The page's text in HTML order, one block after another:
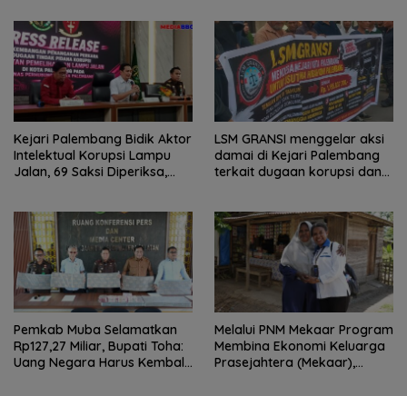
Kejari Palembang Bidik Aktor
Intelektual Korupsi Lampu
Jalan, 69 Saksi Diperiksa,
LSM GRANSI menggelar aksi
damai di Kejari Palembang
terkait dugaan korupsi dana
Pemkab Muba Selamatkan
Rp127,27 Miliar, Bupati Toha:
Uang Negara Harus Kembali
Melalui PNM Mekaar Program
Membina Ekonomi Keluarga
Prasejahtera (Mekaar),